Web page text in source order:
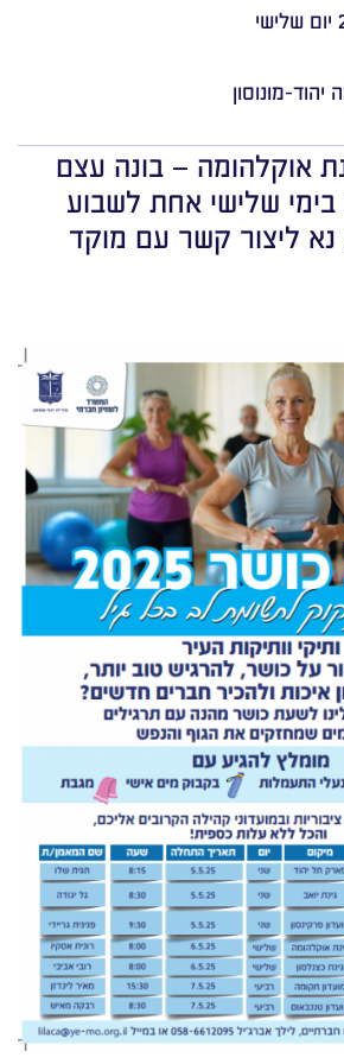
מונוסון
אוקלהומה – בונה עצם
שלישי אחת לשבוע
נא ליצור קשר עם מוקד